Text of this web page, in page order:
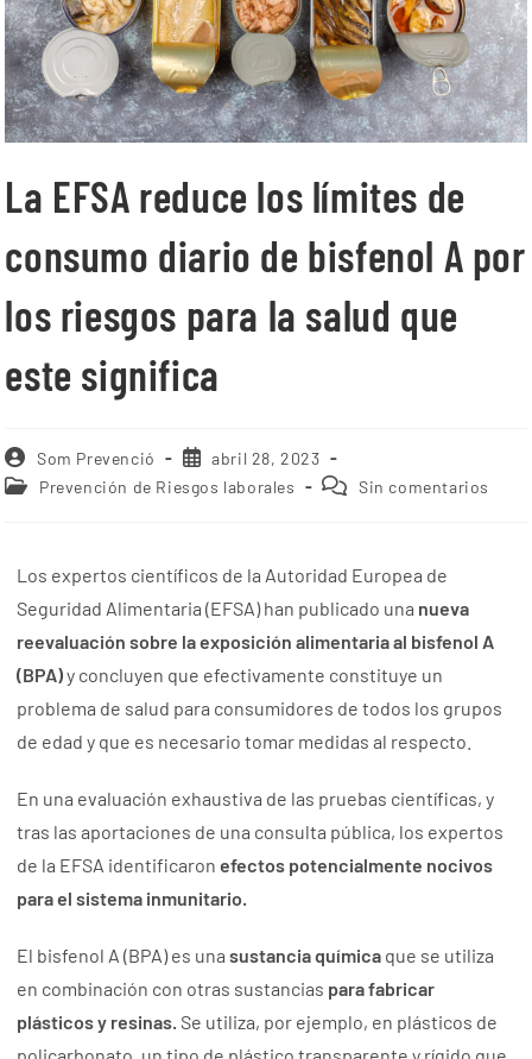
La EFSA reduce los límites de
consumo diario de bisfenol A por
los riesgos para la salud que
este significa
Som Prevenció
abril 28, 2023
Prevención de Riesgos laborales
Sin comentarios
Los expertos científicos de la Autoridad Europea de
Seguridad Alimentaria (EFSA) han publicado una nueva
reevaluación sobre la exposición alimentaria al bisfenol A
(BPA)y concluyen que efectivamente constituye un
problema de salud para consumidores de todos los grupos
de edad y que es necesario tomar medidas al respecto.
En una evaluación exhaustiva de las pruebas científicas, y
tras las aportaciones de una consulta pública, los expertos
de la EFSA identificaronefectos potencialmente nocivos
para el sistema inmunitario.
El bisfenol A (BPA) es unasustancia química que se utiliza
en combinación con otras sustancias para fabricar
plásticos y resinas. Se utiliza, por ejemplo, en plásticos de